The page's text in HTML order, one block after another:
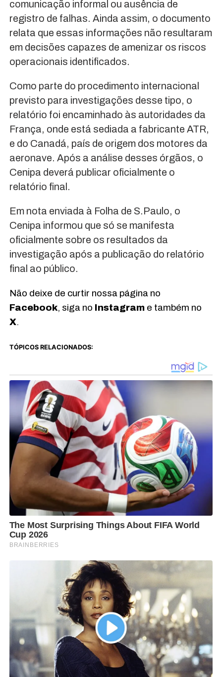
comunicação informal ou ausência de
registro de falhas. Ainda assim, o documento
relata que essas informações não resultaram
em decisões capazes de amenizar os riscos
operacionais identificados.
Como parte do procedimento internacional
previsto para investigações desse tipo, o
relatório foi encaminhado às autoridades da
França, onde está sediada a fabricante ATR,
e do Canadá, país de origem dos motores da
aeronave. Após a análise desses órgãos, o
Cenipa deverá publicar oficialmente o
relatório final.
Em nota enviada à Folha de S.Paulo, o
Cenipa informou que só se manifesta
oficialmente sobre os resultados da
investigação após a publicação do relatório
final ao público.
Não deixe de curtir nossa página no
Facebook, siga no Instagrame também no
X.
TÓPICOS RELACIONADOS: